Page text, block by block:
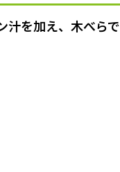
汁を加え、木べらで